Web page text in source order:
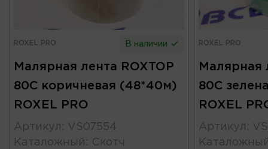
ROXEL PRO В наличии
Малярная лента ROXTOP
80C коричневая (48*40м)
ROXEL PRO
Артикул : VS07554
Каталожный : Скотч
ROXEL PRO
Малярная
80C
ROXEL
Артикул :